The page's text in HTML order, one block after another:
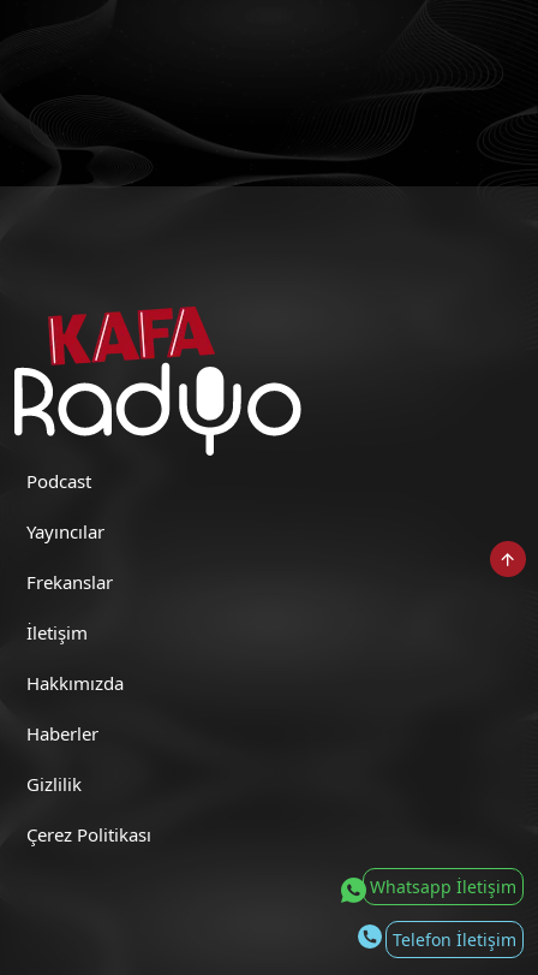
Otomobil Adamlar (27 Haziran 2026)
Otomobil Adamlar (13 Haziran 2026)
Otomobil Adamlar (23 Mayıs 2026)
Podcast
Yayıncılar
Frekanslar
İletişim
Hakkımızda
Haberler
Gizlilik
Çerez Politikası
Whatsapp İletişim
Telefon İletişim